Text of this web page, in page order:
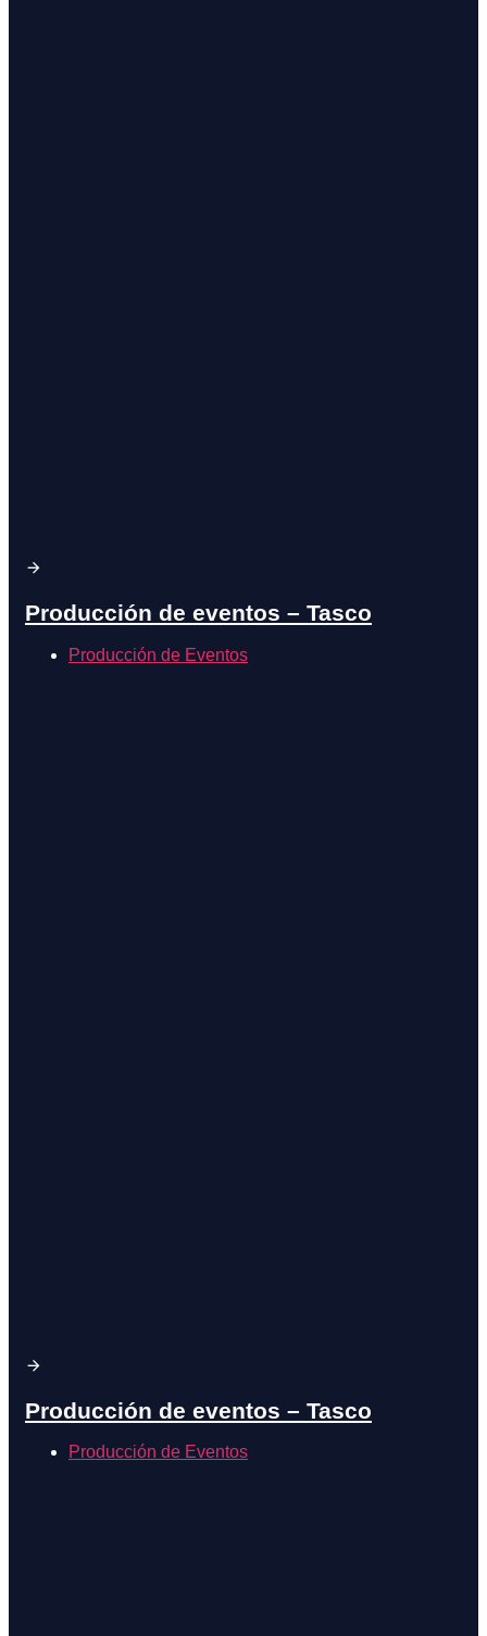
Producción de eventos – Tasco
Producción de Eventos
Producción de eventos – Tasco
Producción de Eventos